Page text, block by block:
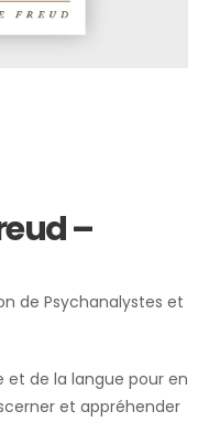
–
de Psychanalystes et
et de la langue pour en
et appréhender